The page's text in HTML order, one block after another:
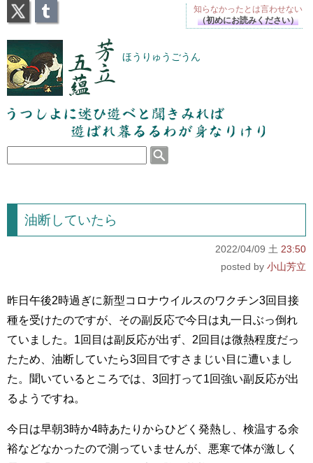
芳立五蘊 ほうりゅうごうん
うつしよに迷ひ遊べと聞きみれば遊ばれ暮るるわが
身なりけり
油断していたら
2022/04/09 土 23:50
小山芳立
昨日午後2時過ぎに新型コロナウイルスのワクチン3回目接
種を受けたのですが、その副反応で今日は丸一日ぶっ倒れ
ていました。1回目は副反応が出ず、2回目は微熱程度だっ
たため、油断していたら3回目ですさまじい目に遭いまし
た。聞いているところでは、3回打って1回強い副反応が出
るようですね。
今日は早朝3時か4時あたりからひどく発熱し、検温する余
裕などなかったので測っていませんが、悪寒で体が激しく
知らなかったとは言わせない
（初めにお読みください）
X Tumblr